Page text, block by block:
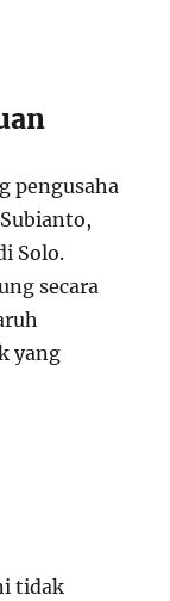
pengusaha
Solo.
secara
yang
tidak